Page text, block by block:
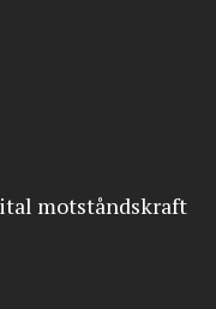
motståndskraft